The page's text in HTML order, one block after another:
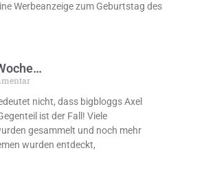
Werbeanzeige zum Geburtstag des
nicht, dass bigbloggs Axel
ist der Fall! Viele
gesammelt und noch mehr
wurden entdeckt,